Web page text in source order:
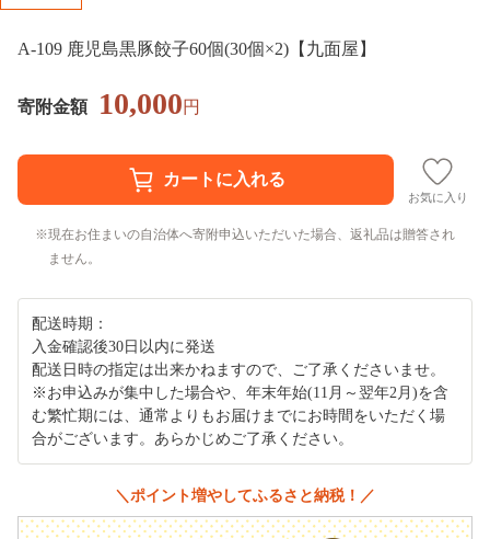
A-109 鹿児島黒豚餃子60個(30個×2)【九面屋】
寄附金額 10,000円
お気に入り
現在お住まいの自治体へ寄附申込いただいた場合、返礼品は贈答され
ません。
配送時期：
入金確認後30日以内に発送
配送日時の指定は出来かねますので、ご了承くださいませ。
※お申込みが集中した場合や、年末年始(11月～翌年2月)を含
む繁忙期には、通常よりもお届けまでにお時間をいただく場
合がございます。あらかじめご了承ください。
＼ポイント増やしてふるさと納税！／